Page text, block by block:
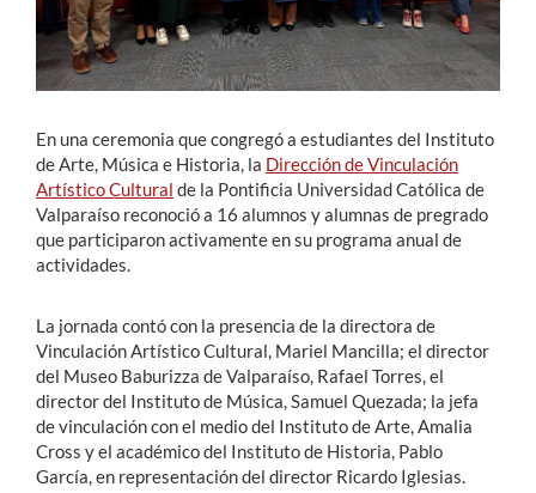
English
En una ceremonia que congregó a estudiantes del Instituto
de Arte, Música e Historia, la Dirección de Vinculación
Artístico Cultural de la Pontificia Universidad Católica de
Valparaíso reconoció a 16 alumnos y alumnas de pregrado
que participaron activamente en su programa anual de
actividades.
La jornada contó con la presencia de la directora de
Vinculación Artístico Cultural, Mariel Mancilla; el director
del Museo Baburizza de Valparaíso, Rafael Torres, el
director del Instituto de Música, Samuel Quezada; la jefa
de vinculación con el medio del Instituto de Arte, Amalia
Cross y el académico del Instituto de Historia, Pablo
García, en representación del director Ricardo Iglesias.